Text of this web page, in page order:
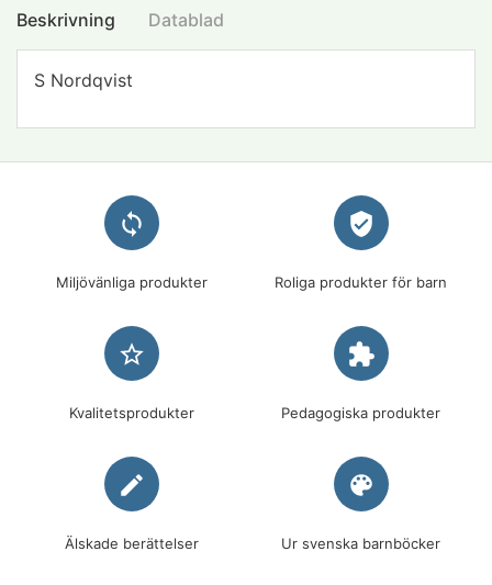
Beskrivning Datablad
S Nordqvist
loop
Miljövänliga produkter
verified_user
Roliga produkter för barn
star_border
Kvalitetsprodukter
extension
Pedagogiska produkter
edit
Älskade berättelser
palette
Ur svenska barnböcker